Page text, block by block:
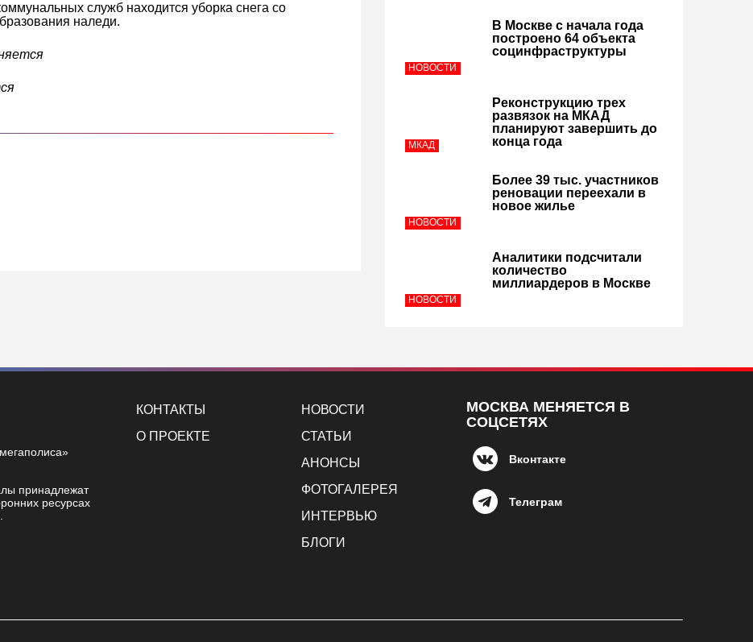
служб находится уборка снега со
наледи.
НОВОСТИ
В Москве с начала года
построено 64 объекта
социнфраструктуры
МКАД
Реконструкцию трех
развязок на МКАД
планируют завершить до
конца года
НОВОСТИ
Более 39 тыс. участников
реновации переехали в
новое жилье
НОВОСТИ
Аналитики подсчитали
количество
миллиардеров в Москве
принадлежат
ресурсах
КОНТАКТЫ
О ПРОЕКТЕ
НОВОСТИ
СТАТЬИ
АНОНСЫ
ФОТОГАЛЕРЕЯ
ИНТЕРВЬЮ
БЛОГИ
МОСКВА МЕНЯЕТСЯ В
СОЦСЕТЯХ
Вконтакте
Телеграм